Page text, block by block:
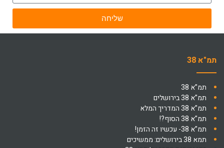
שליחה
תמ"א 38
תמ”א 38
תמ”א 38 בירושלים
תמ”א 38 המדריך המלא
תמ”א 38 הסוף?!
תמ”א 38- עכשיו זה הזמן!
תמא 38 בירושלים: ממשיכים